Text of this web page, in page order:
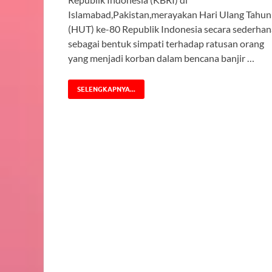
Islamabad,Pakistan,merayakan Hari Ulang Tahun
(HUT) ke-80 Republik Indonesia secara
sebagai bentuk simpati terhadap ratusan orang
yang menjadi korban dalam bencana banjir …
SELENGKAPNYA...